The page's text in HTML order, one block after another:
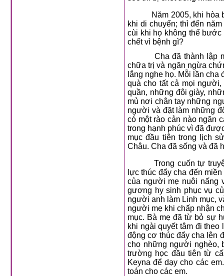
Năm 2005, khi hòa
khi di chuyển; thì đến
cùi khi họ không thể bước
chết vì bệnh gì?
Cha đã thành lập
chữa trị và ngăn ngừa
lắng nghe họ. Mỗi lần
quà cho tất cả mọi
quần, những đôi giày,
mủ nơi chân tay những
người và đặt làm những
có một rào cản nào ngăn
trong hạnh phúc vì đã
mục đầu tiên trong lịch
Châu. Cha đã sống và đã
Trong cuốn tự
lực thúc đẩy cha đến
của người mẹ nuôi nấng
gương hy sinh phục vụ
người anh làm Linh mục,
người mẹ khi chấp nhận
mục. Bà mẹ đã từ bỏ sự
khi ngài quyết tâm đi
động cơ thúc đẩy cha lên
cho những người nghèo,
trường học đầu tiên từ
Keyna để dạy cho các
toán cho các em.